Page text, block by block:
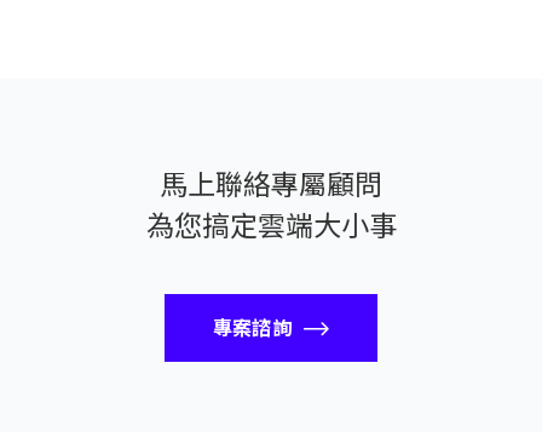
馬上聯絡專屬顧問
為您搞定雲端大小事
專案諮詢